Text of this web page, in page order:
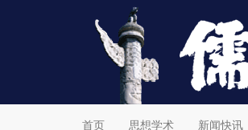
首页 思想学术 新闻快讯